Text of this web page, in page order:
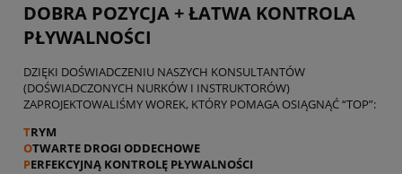
DOBRA POZYCJA + ŁATWA KONTROLA
PŁYWALNOŚCI
DZIĘKI DOŚWIADCZENIU NASZYCH KONSULTANTÓW
(DOŚWIADCZONYCH NURKÓW I INSTRUKTORÓW)
ZAPROJEKTOWALIŚMY WOREK, KTÓRY POMAGA OSIĄGNĄĆ “TOP”:
TRYM
OTWARTE DROGI ODDECHOWE
PERFEKCYJNĄ KONTROLĘ PŁYWALNOŚCI